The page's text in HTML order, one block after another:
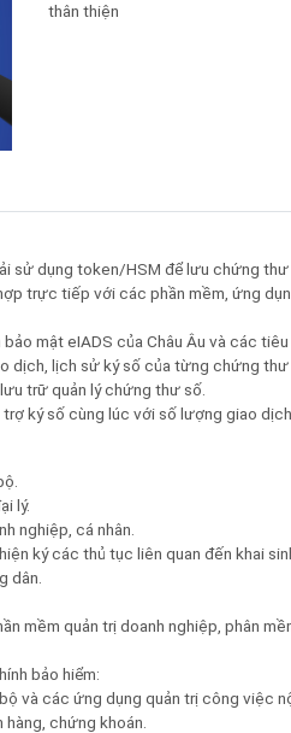
thân thiện
sử dụng token/HSM để lưu chứng
trực tiếp với các phần mềm, ứng
mật eIADS của Châu Âu và các
dịch, lịch sử ký số của từng chứng thư
trữ quản lý chứng thư số.
ký số cùng lúc với số lượng giao dịch
lý.
nghiệp, cá nhân.
ký các thủ tục liên quan đến khai
dân.
mềm quản trị doanh nghiệp, phân
bảo hiểm:
và các ứng dụng quản trị công việc
chứng khoán.